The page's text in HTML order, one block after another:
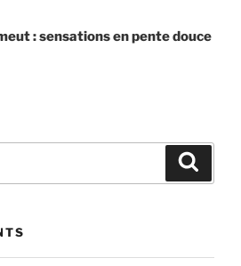
: sensations en pente douce